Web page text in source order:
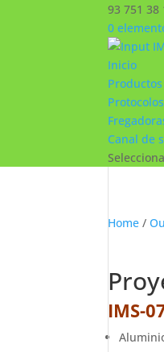
93 751 38
0
Inicio
Canal de
Home /
IMS-